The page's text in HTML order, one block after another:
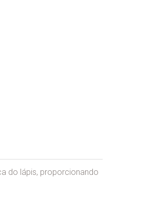
do lápis, proporcionando